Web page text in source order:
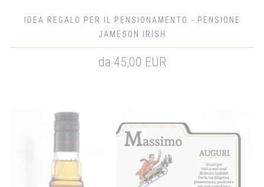
IDEA REGALO PER IL PENSIONAMENTO - PENSIONE
JAMESON IRISH
da 45,00 EUR